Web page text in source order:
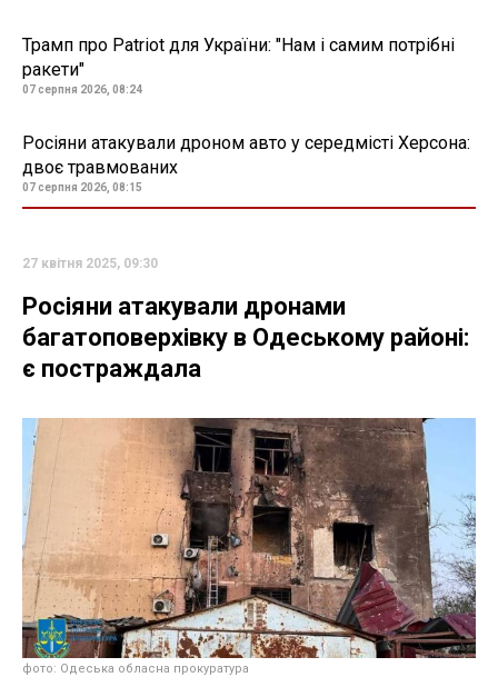
Трамп про Patriot для України: "Нам і самим потрібні
ракети"
07 серпня 2026, 08:24
Росіяни атакували дроном авто у середмісті Херсона:
двоє травмованих
07 серпня 2026, 08:15
27 квітня 2025, 09:30
Росіяни атакували дронами
багатоповерхівку в Одеському районі:
є постраждала
фото: Одеська обласна прокуратура